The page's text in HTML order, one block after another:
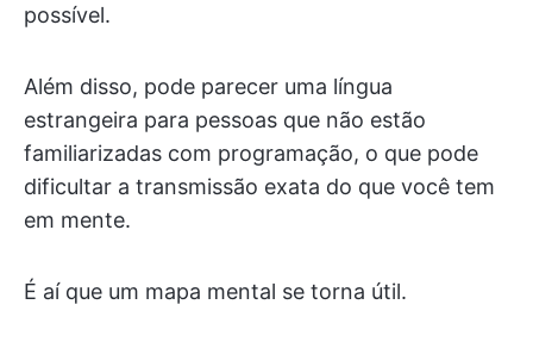
possível.
Além disso, pode parecer uma língua
estrangeira para pessoas que não estão
familiarizadas com programação, o que pode
dificultar a transmissão exata do que você tem
em mente.
É aí que um mapa mental se torna útil.